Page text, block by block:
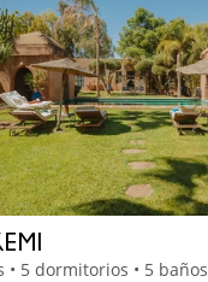
• 5 dormitorios • 5 baños